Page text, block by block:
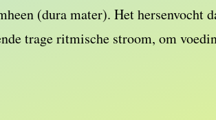
(dura mater). Het hersenvocht
trage ritmische stroom, om